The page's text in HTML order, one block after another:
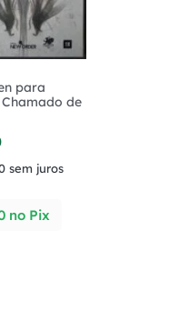
para
de
sem juros
no Pix